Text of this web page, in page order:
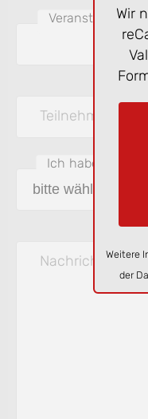
Teilnehmer
Ich habe
Nachricht
Wir
Weitere
der